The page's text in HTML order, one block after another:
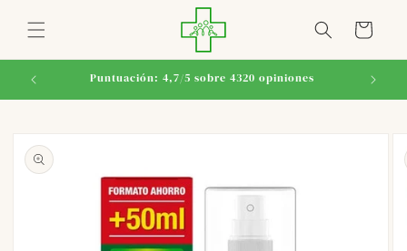
directamente
al contenido
Carrito
Puntuación: 4,7/5 sobre 4320 opiniones
a la
información